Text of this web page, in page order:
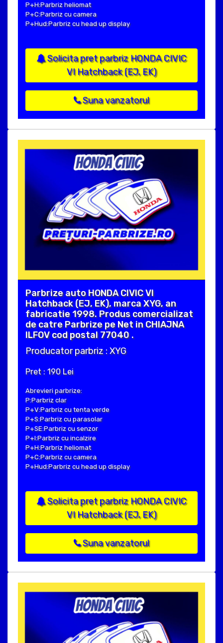
P+H:Parbriz heliomat
P+C:Parbriz cu camera
P+Hud:Parbriz cu head up display
Solicita pret parbriz HONDA CIVIC
VI Hatchback (EJ, EK)
Suna vanzatorul
Parbrize auto HONDA CIVIC VI
Hatchback (EJ, EK), marca XYG, an
fabricatie 1998. Produs comercializat
de catre Parbrize pe Net in CHIAJNA
ILFOV cod postal 77040 .
Producator parbriz : XYG
Pret : 190 Lei
Abrevieri parbrize:
P:Parbriz clar
P+V:Parbriz cu tenta verde
P+S:Parbriz cu parasolar
P+SE:Parbriz cu senzor
P+I:Parbriz cu incalzire
P+H:Parbriz heliomat
P+C:Parbriz cu camera
P+Hud:Parbriz cu head up display
Solicita pret parbriz HONDA CIVIC
VI Hatchback (EJ, EK)
Suna vanzatorul